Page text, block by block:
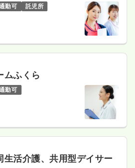
勤可
託児所
ムふくら
勤可
生活介護、共用型デイサー